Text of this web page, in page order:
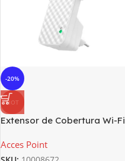
-20%
HOT
Extensor de Cobertura Wi-Fi
Acces Point